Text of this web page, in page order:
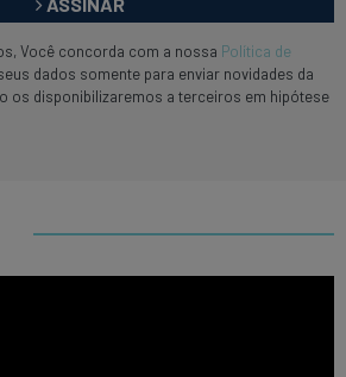
Você concorda com a nossa Política de
dados somente para enviar novidades da
os disponibilizaremos a terceiros em hipótese